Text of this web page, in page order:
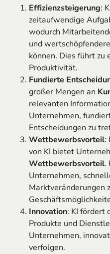
Effizienzsteigerung:
zeitaufwendige
wodurch
und
können. Dies führt zu
Produktivität.
Fundierte
großer Mengen an
relevanten
Unternehmen,
Entscheidungen zu
Wettbewerbsvorteil:
von KI bietet
Wettbewerbsvorteil.
Unternehmen,
Marktveränderungen
Innovation: KI fördert
Produkte und
Unternehmen,
verfolgen.